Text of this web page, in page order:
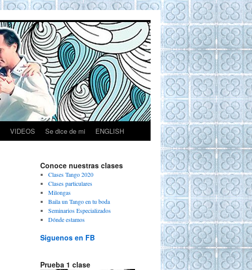
VIDEOS Se dice de mi ENGLISH
Conoce nuestras clases
Clases Tango 2020
Clases particulares
Milongas
Baila un Tango en tu boda
Seminarios Especializados
Dónde estamos
Siguenos en FB
Prueba 1 clase